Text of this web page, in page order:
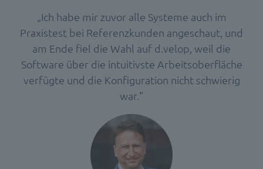
„Ich habe mir zuvor alle Systeme auch im
Praxistest bei Referenzkunden angeschaut, und
am Ende fiel die Wahl auf d.velop, weil die
Software über die intuitivste Arbeitsoberfläche
verfügte und die Konfiguration nicht schwierig
war.“